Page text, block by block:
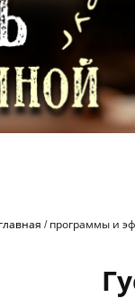
главная / программы и